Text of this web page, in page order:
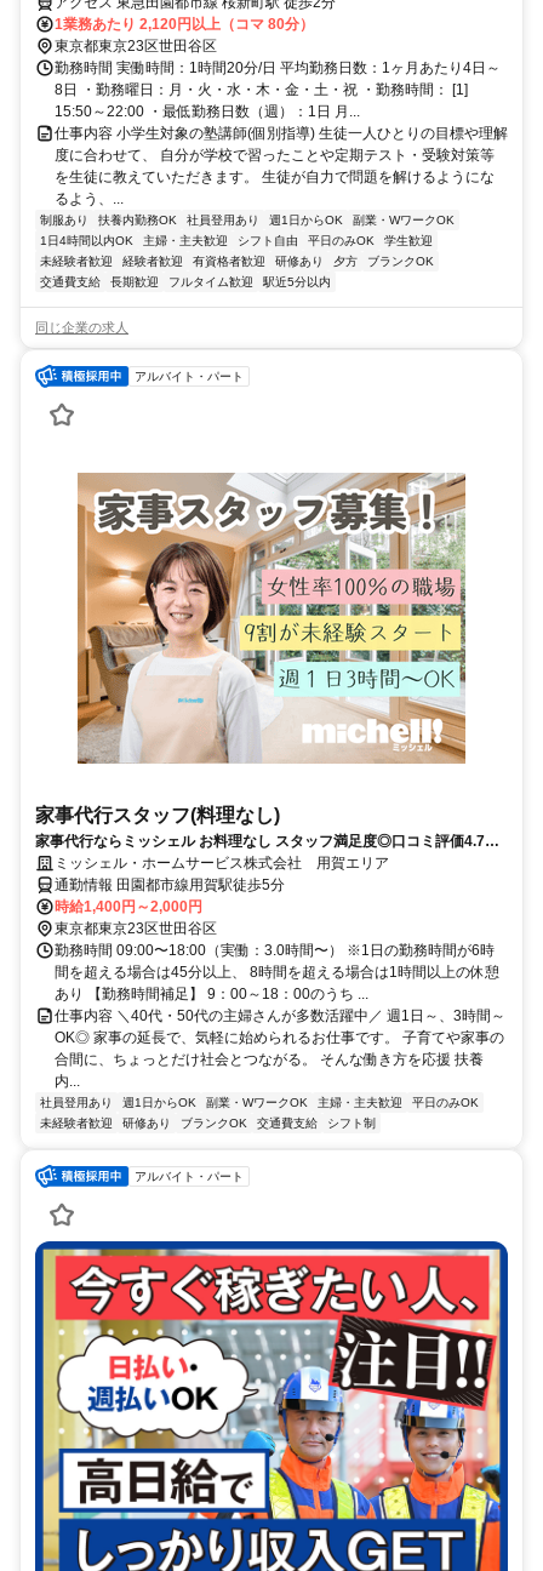
1業務あたり 2,120円以上（コマ 80分）
東京都東京23区世田谷区
勤務時間 実働時間：1時間20分/日 平均勤務日数：1ヶ月あたり4日～
8日 ・勤務曜日：月・火・水・木・金・土・祝 ・勤務時間： [1]
15:50～22:00 ・最低勤務日数（週）：1日 月...
仕事内容 小学生対象の塾講師(個別指導) 生徒一人ひとりの目標や理解
度に合わせて、 自分が学校で習ったことや定期テスト・受験対策等
を生徒に教えていただきます。 生徒が自力で問題を解けるようにな
るよう、...
制服あり 扶養内勤務OK 社員登用あり 週1日からOK
副業・WワークOK
1日4時間以内OK
主婦・主夫歓迎 シフト自由 平日のみOK
学生歓迎
未経験者歓迎
経験者歓迎 有資格者歓迎 研修あり 夕方
ブランクOK
交通費支給
長期歓迎 フルタイム歓迎 駅近5分以内
同じ企業の求人
アルバイト・パート
家事代行スタッフ(料理なし)
家事代行ならミッシェル お料理なし スタッフ満足度◎口コミ評価4.7以
上 担当制で無理なく働ける◎週１～OK 最寄り駅で面接可能 勤務開始時
期相談可
ミッシェル・ホームサービス株式会社 用賀エリア
通勤情報 田園都市線用賀駅徒歩5分
時給1,400円～2,000円
東京都東京23区世田谷区
勤務時間 09:00〜18:00（実働：3.0時間〜） ※1日の勤務時間が6時
間を超える場合は45分以上、 8時間を超える場合は1時間以上の休憩
あり 【勤務時間補足】 9：00～18：00のうち ...
仕事内容 ＼40代・50代の主婦さんが多数活躍中／ 週1日～、3時間～
OK◎ 家事の延長で、気軽に始められるお仕事です。 子育てや家事の
合間に、ちょっとだけ社会とつながる。 そんな働き方を応援 扶養
内...
社員登用あり 週1日からOK 副業・WワークOK 主婦・主夫歓迎
平日のみOK
未経験者歓迎
研修あり ブランクOK 交通費支給 シフト制
アルバイト・パート